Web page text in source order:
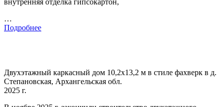
…
Подробнее
Двухэтажный каркасный дом 10,2х13,2 м в стиле фахверк в д.
Степановская, Архангельская обл.
2025 г.